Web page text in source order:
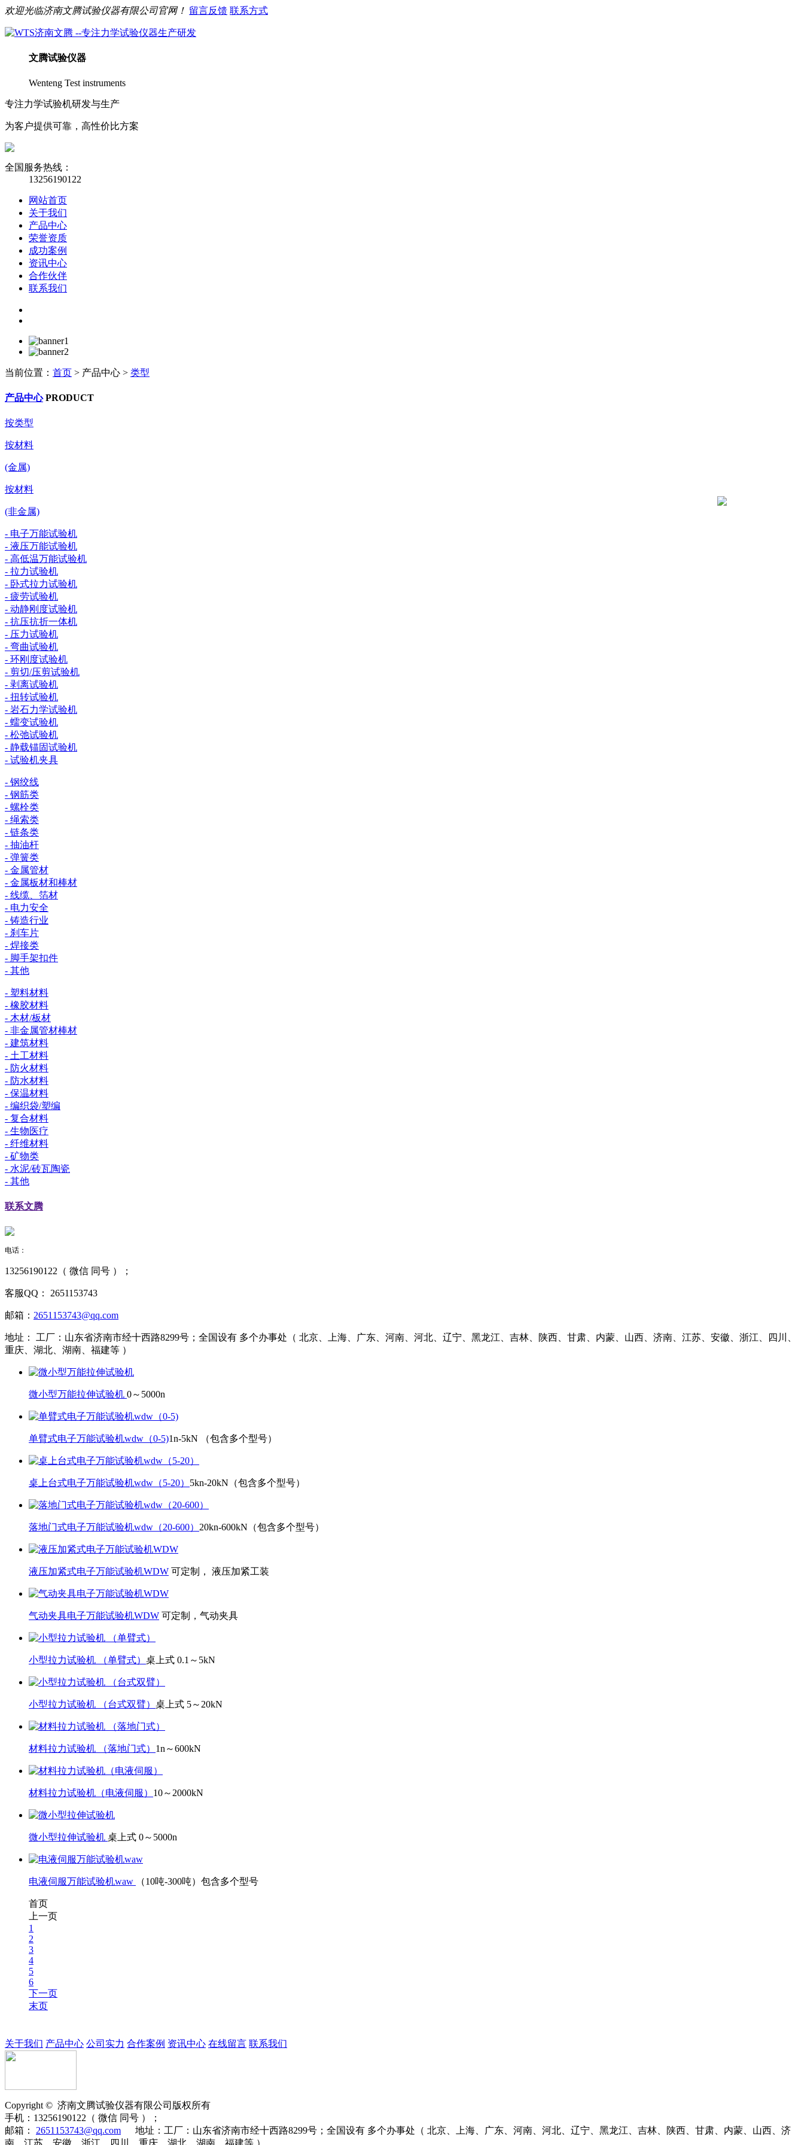
欢迎光临济南文腾试验仪器有限公司官网！ 留言反馈 联系方式
文腾试验仪器
Wenteng Test instruments
专注力学试验机研发与生产
为客户提供可靠，高性价比方案
全国服务热线：
13256190122
网站首页
关于我们
产品中心
荣誉资质
成功案例
资讯中心
合作伙伴
联系我们
当前位置： 首页 > 产品中心 > 类型
产品中心 PRODUCT
按类型
按材料
(金属)
按材料
(非金属)
- 电子万能试验机
- 液压万能试验机
- 高低温万能试验机
- 拉力试验机
- 卧式拉力试验机
- 疲劳试验机
- 动静刚度试验机
- 抗压抗折一体机
- 压力试验机
- 弯曲试验机
- 环刚度试验机
- 剪切/压剪试验机
- 剥离试验机
- 扭转试验机
- 岩石力学试验机
- 蠕变试验机
- 松弛试验机
- 静载锚固试验机
- 试验机夹具
- 钢绞线
- 钢筋类
- 螺栓类
- 绳索类
- 链条类
- 抽油杆
- 弹簧类
- 金属管材
- 金属板材和棒材
- 线缆、箔材
- 电力安全
- 铸造行业
- 刹车片
- 焊接类
- 脚手架扣件
- 其他
- 塑料材料
- 橡胶材料
- 木材/板材
- 非金属管材棒材
- 建筑材料
- 土工材料
- 防火材料
- 防水材料
- 保温材料
- 编织袋/塑编
- 复合材料
- 生物医疗
- 纤维材料
- 矿物类
- 水泥/砖瓦陶瓷
- 其他
联系文腾
电话：
13256190122（ 微信 同号 ）；
客服QQ： 2651153743
邮箱： 2651153743@qq.com
地址：
工厂：山东省济南市经十西路8299号；全国设有 多个办事处（ 北京、上海、广东、河南、河北、辽宁、黑龙江、吉林、陕西、甘肃、内蒙、山西、济南、江苏、安徽、浙江、四川、
重庆、湖北、湖南、福建等 ）
微小型万能拉伸试验机 0～5000n
单臂式电子万能试验机wdw（0-5)1n-5kN （包含多个型号）
桌上台式电子万能试验机wdw（5-20） 5kn-20kN（包含多个型号）
落地门式电子万能试验机wdw（20-600） 20kn-600kN（包含多个型号）
液压加紧式电子万能试验机WDW 可定制， 液压加紧工装
气动夹具电子万能试验机WDW 可定制，气动夹具
小型拉力试验机 （单臂式） 桌上式 0.1～5kN
小型拉力试验机 （台式双臂） 桌上式 5～20kN
材料拉力试验机 （落地门式） 1n～600kN
材料拉力试验机（电液伺服） 10～2000kN
微小型拉伸试验机 桌上式 0～5000n
电液伺服万能试验机waw （10吨-300吨）包含多个型号
首页
上一页
1
2
3
4
5
6
下一页
末页
关于我们 产品中心 公司实力 合作案例 资讯中心 在线留言 联系我们
Copyright © 济南文腾试验仪器有限公司版权所有
手机： 13256190122（ 微信 同号 ）；
邮箱： 2651153743@qq.com 地址： 工厂：山东省济南市经十西路8299号；全国设有 多个办事处（ 北京、上海、广东、河南、河北、辽宁、黑龙江、吉林、陕西、甘肃、内蒙、山西、济